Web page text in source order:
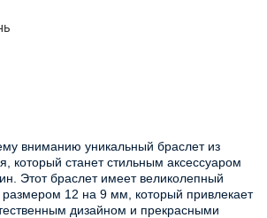
вниманию уникальный браслет из
который станет стильным аксессуаром
Этот браслет имеет великолепный
12 на 9 мм, который привлекает
дизайном и прекрасными